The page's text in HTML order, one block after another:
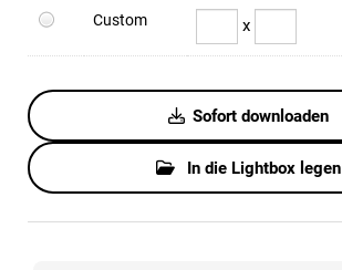
Custom x
Sofort downloaden
In die Lightbox legen